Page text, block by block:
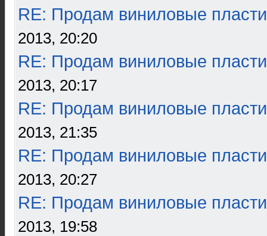
RE: Продам виниловые
2013, 20:20
RE: Продам виниловые
2013, 20:17
RE: Продам виниловые
2013, 21:35
RE: Продам виниловые
2013, 20:27
RE: Продам виниловые
2013, 19:58